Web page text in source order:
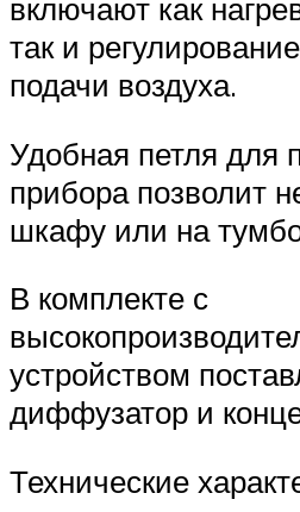
включают как
так и
подачи воздуха.
Удобная петля для
прибора позволит
шкафу или на
В комплекте с
устройством
диффузатор и
Технические